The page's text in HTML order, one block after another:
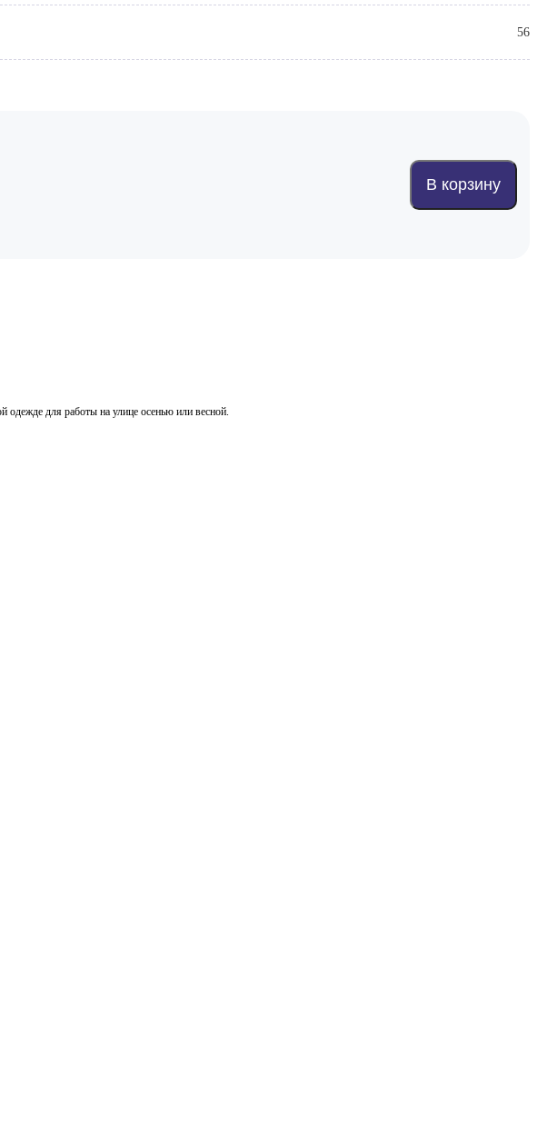
56
В корзину
одежде для работы на улице осенью или весной.